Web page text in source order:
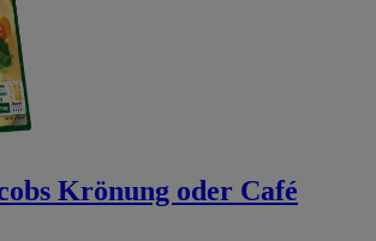
Krönung oder Café